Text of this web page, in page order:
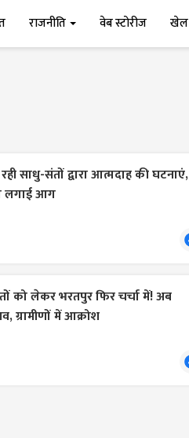
राजनीति वेब स्टोरीज खेल
साधु-संतों द्वारा आत्मदाह की घटनाएं,
लगाई आग
को लेकर भरतपुर फिर चर्चा में! अब
ग्रामीणों में आक्रोश